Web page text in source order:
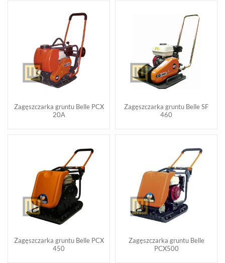
Zagęszczarka gruntu Belle PCX
20A
Zagęszczarka gruntu Belle SF
460
Zagęszczarka gruntu Belle PCX
450
Zagęszczarka gruntu Belle
PCX500